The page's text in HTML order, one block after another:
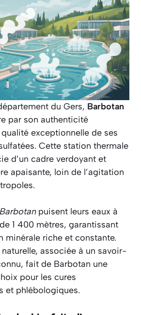
du Gers, Barbotan
par son authenticité
exceptionnelle de ses
Cette station thermale
d’un cadre verdoyant et
apaisante, loin de l’agitation
puisent leurs eaux à
1 400 mètres, garantissant
minérale riche et constante.
associée à un savoir-
fait de Barbotan une
pour les cures
et phlébologiques.